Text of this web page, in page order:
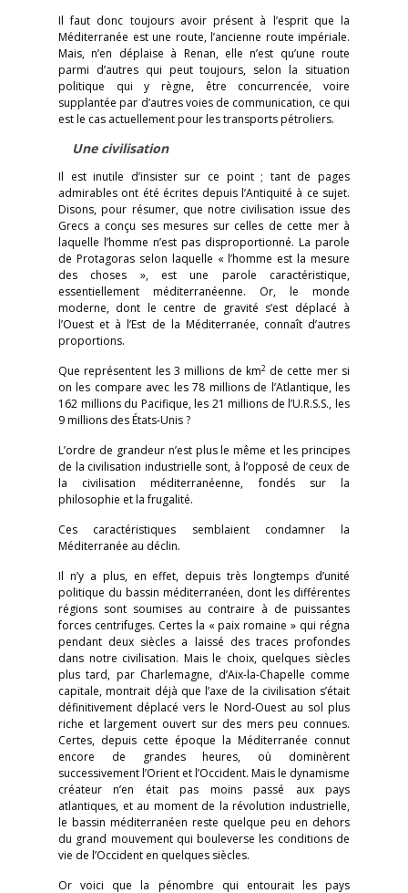
Il faut donc toujours avoir présent à l’esprit que la
Méditerranée est une route, l’ancienne route impériale.
Mais, n’en déplaise à Renan, elle n’est qu’une route
parmi d’autres qui peut toujours, selon la situation
politique qui y règne, être concurrencée, voire
supplantée par d’autres voies de communication, ce qui
est le cas actuellement pour les transports pétroliers.
Une civilisation
Il est inutile d’insister sur ce point ; tant de pages
admirables ont été écrites depuis l’Antiquité à ce sujet.
Disons, pour résumer, que notre civilisation issue des
Grecs a conçu ses mesures sur celles de cette mer à
laquelle l’homme n’est pas disproportionné. La parole
de Protagoras selon laquelle « l’homme est la mesure
des choses », est une parole caractéristique,
essentiellement méditerranéenne. Or, le monde
moderne, dont le centre de gravité s’est déplacé à
l’Ouest et à l’Est de la Méditerranée, connaît d’autres
proportions.
Que représentent les 3 millions de km2de cette mer si
on les compare avec les 78 millions de l’Atlantique, les
162 millions du Pacifique, les 21 millions de l’U.R.S.S., les
9 millions des États-Unis ?
L’ordre de grandeur n’est plus le même et les principes
de la civilisation industrielle sont, à l’opposé de ceux de
la civilisation méditerranéenne, fondés sur la
philosophie et la frugalité.
Ces caractéristiques semblaient condamner la
Méditerranée au déclin.
Il n’y a plus, en effet, depuis très longtemps d’unité
politique du bassin méditerranéen, dont les différentes
régions sont soumises au contraire à de puissantes
forces centrifuges. Certes la « paix romaine » qui régna
pendant deux siècles a laissé des traces profondes
dans notre civilisation. Mais le choix, quelques siècles
plus tard, par Charlemagne, d’Aix-la-Chapelle comme
capitale, montrait déjà que l’axe de la civilisation s’était
définitivement déplacé vers le Nord-Ouest au sol plus
riche et largement ouvert sur des mers peu connues.
Certes, depuis cette époque la Méditerranée connut
encore de grandes heures, où dominèrent
successivement l’Orient et l’Occident. Mais le dynamisme
créateur n’en était pas moins passé aux pays
atlantiques, et au moment de la révolution industrielle,
le bassin méditerranéen reste quelque peu en dehors
du grand mouvement qui bouleverse les conditions de
vie de l’Occident en quelques siècles.
Or voici que la pénombre qui entourait les pays